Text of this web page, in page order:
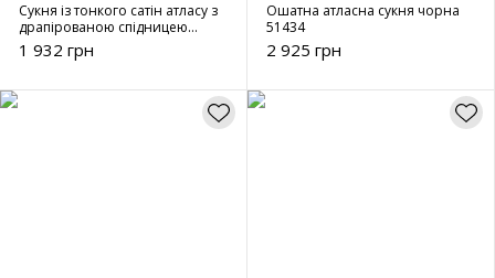
Сукня із тонкого сатін атласу з
драпірованою спідницею
51436
1 932 грн
Ошатна атласна сукня чорна
51434
2 925 грн